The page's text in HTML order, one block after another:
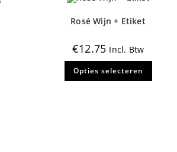
Rosé Wijn + Etiket
€12.75 Incl. Btw
Opties selecteren
Dit
heeft